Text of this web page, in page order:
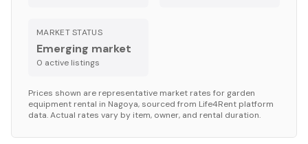
MARKET STATUS
Emerging market
0 active listings
Prices shown are representative market rates for garden
equipment rental in Nagoya, sourced from Life4Rent platform
data. Actual rates vary by item, owner, and rental duration.